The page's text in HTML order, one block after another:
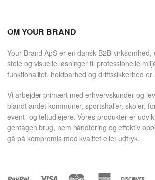
OM YOUR BRAND
Your Brand ApS er en dansk B2B-virksomhed,
stole og visuelle løsninger til professionelle
funktionalitet, holdbarhed og driftssikkerhed er
Vi arbejder primært med erhvervskunder og
blandt andet kommuner, sportshaller, skoler,
event- og teltudlejere. Vores produkter er
gentagen brug, nem håndtering og effektiv
gå på kompromis med kvalitet eller udtryk.